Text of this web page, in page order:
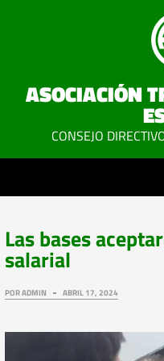
ASOCIACIÓN
CONSEJO
Las bases
salarial
PORADMIN ABRIL 17, 2024